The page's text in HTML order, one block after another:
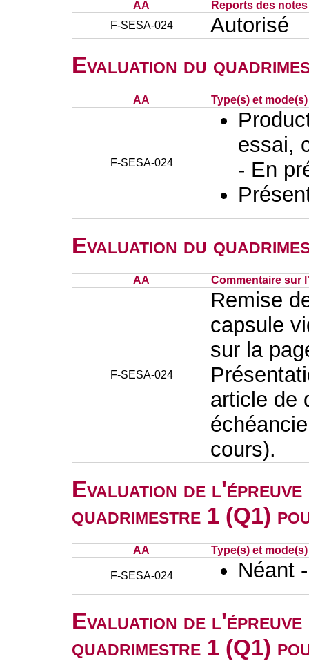
AA
Reports des
F-SESA-024
Autorisé
Evaluation du
AA Type(s) et
F-SESA-024
essai,
- En
Evaluation du
AA Commentaire sur
F-SESA-024
Remise
capsule
sur la
article de
cours).
Evaluation de
quadrimestre 1 (Q1)
AA Type(s) et
F-SESA-024 Néant
Evaluation de
quadrimestre 1 (Q1)